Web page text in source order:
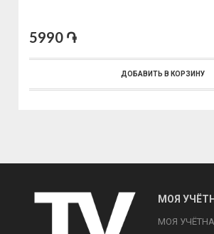
5990 ֏
ДОБАВИТЬ В КОРЗИНУ
МОЯ
МОЯ